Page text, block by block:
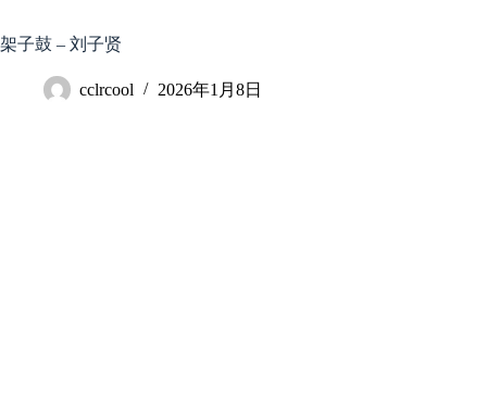
至
内
架子鼓 – 刘子贤
cclrcool 2026年1月8日